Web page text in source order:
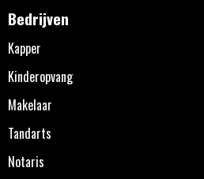
Bedrijven
Kapper
Kinderopvang
Makelaar
Tandarts
Notaris